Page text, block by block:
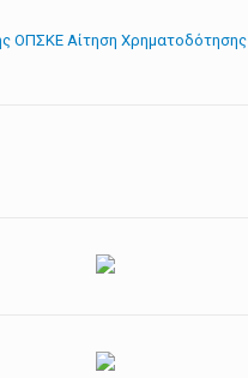
ΟΠΣΚΕ Αίτηση Χρηματοδότησης